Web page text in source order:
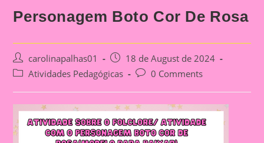
Personagem Boto Cor De Rosa
Post
author:
carolinapalhas01
Post
published:
18 de August de 2024
PostAtividades Pedagógicas
Post0 Comments